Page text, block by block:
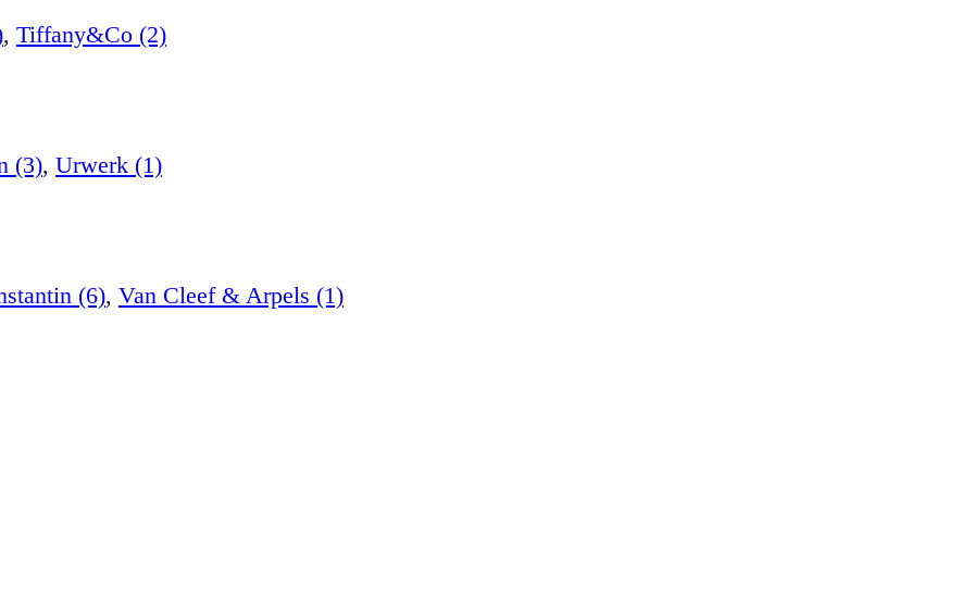
, Tiffany&Co (2)
(3), Urwerk (1)
(6), Van Cleef & Arpels (1)